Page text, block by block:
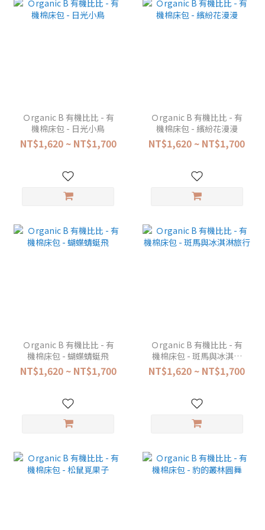
Ｏrganic B 有機比比 - 有
機棉床包 - 日光小鳥
NT$1,620 ~ NT$1,700
Ｏrganic B 有機比比 - 有
機棉床包 - 繽紛花漫漫
NT$1,620 ~ NT$1,700
Ｏrganic B 有機比比 - 有
機棉床包 - 蝴蝶蜻蜓飛
NT$1,620 ~ NT$1,700
Ｏrganic B 有機比比 - 有
機棉床包 - 斑馬與冰淇淋
旅行
NT$1,620 ~ NT$1,700